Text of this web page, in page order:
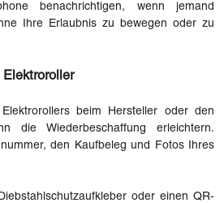
benachrichtigen, wenn jemand
Ihre Erlaubnis zu bewegen oder zu
Elektroroller
beim Hersteller oder den
die Wiederbeschaffung erleichtern.
den Kaufbeleg und Fotos Ihres
oder einen QR-